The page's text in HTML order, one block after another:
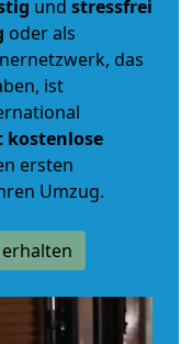
und stressfrei
oder als
das
ist
kostenlose
ersten
Umzug.